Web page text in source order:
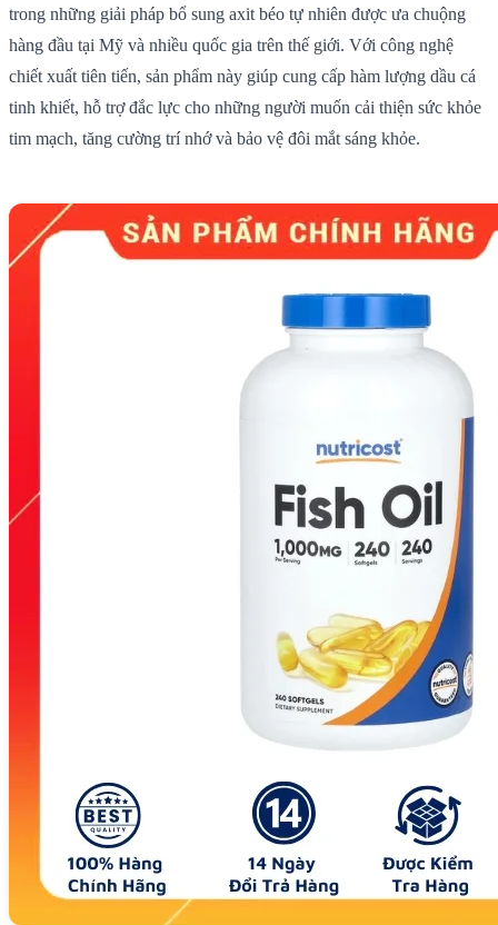
trong những giải pháp bổ sung axit béo tự nhiên được ưa chuộng
hàng đầu tại Mỹ và nhiều quốc gia trên thế giới. Với công nghệ
chiết xuất tiên tiến, sản phẩm này giúp cung cấp hàm lượng dầu cá
tinh khiết, hỗ trợ đắc lực cho những người muốn cải thiện sức khỏe
tim mạch, tăng cường trí nhớ và bảo vệ đôi mắt sáng khỏe.